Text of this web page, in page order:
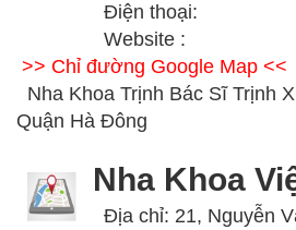
Điện thoại:
Website :
>> Chỉ đường Google Map <<
Nha Khoa Trịnh Bác Sĩ Trịnh
Quận Hà Đông
Nha Khoa
Địa chỉ: 21, Nguyễn